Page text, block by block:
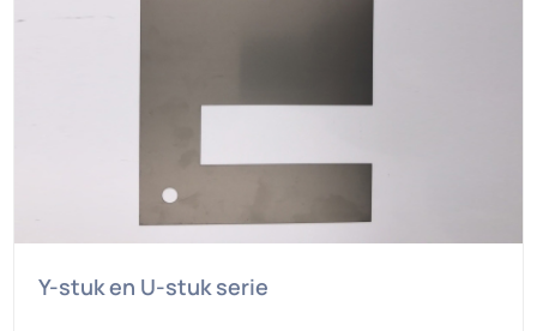
Y-stuk en U-stuk serie